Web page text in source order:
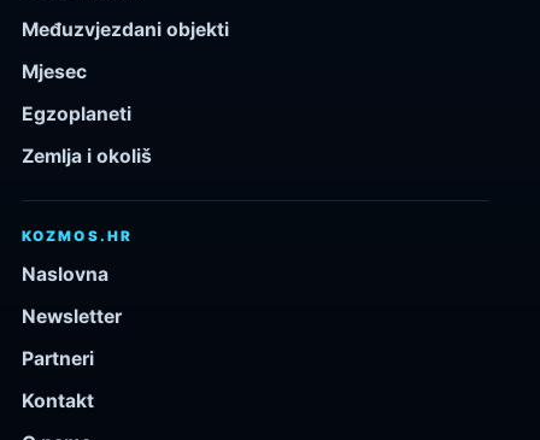
Međuzvjezdani objekti
Mjesec
Egzoplaneti
Zemlja i okoliš
KOZMOS.HR
Naslovna
Newsletter
Partneri
Kontakt